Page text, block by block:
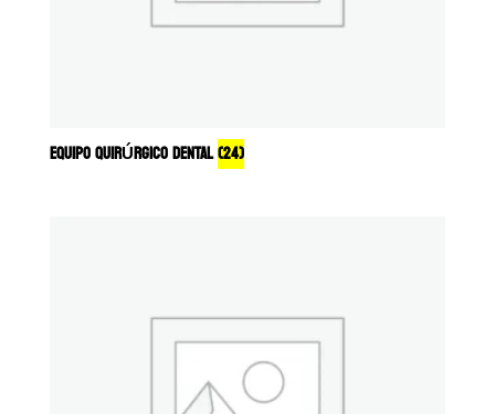
EQUIPO QUIRÚRGICO DENTAL(24)